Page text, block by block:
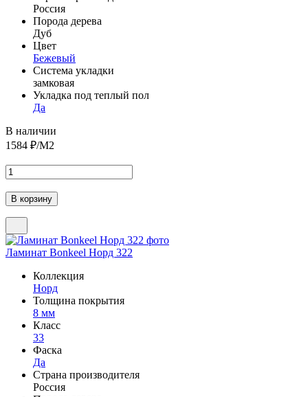
Россия
Порода дерева
Дуб
Цвет
Бежевый
Система укладки
замковая
Укладка под теплый пол
Да
В наличии
1584 ₽/М2
Ламинат Bonkeel Норд 322
Коллекция
Норд
Толщина покрытия
8 мм
Класс
33
Фаска
Да
Страна производителя
Россия